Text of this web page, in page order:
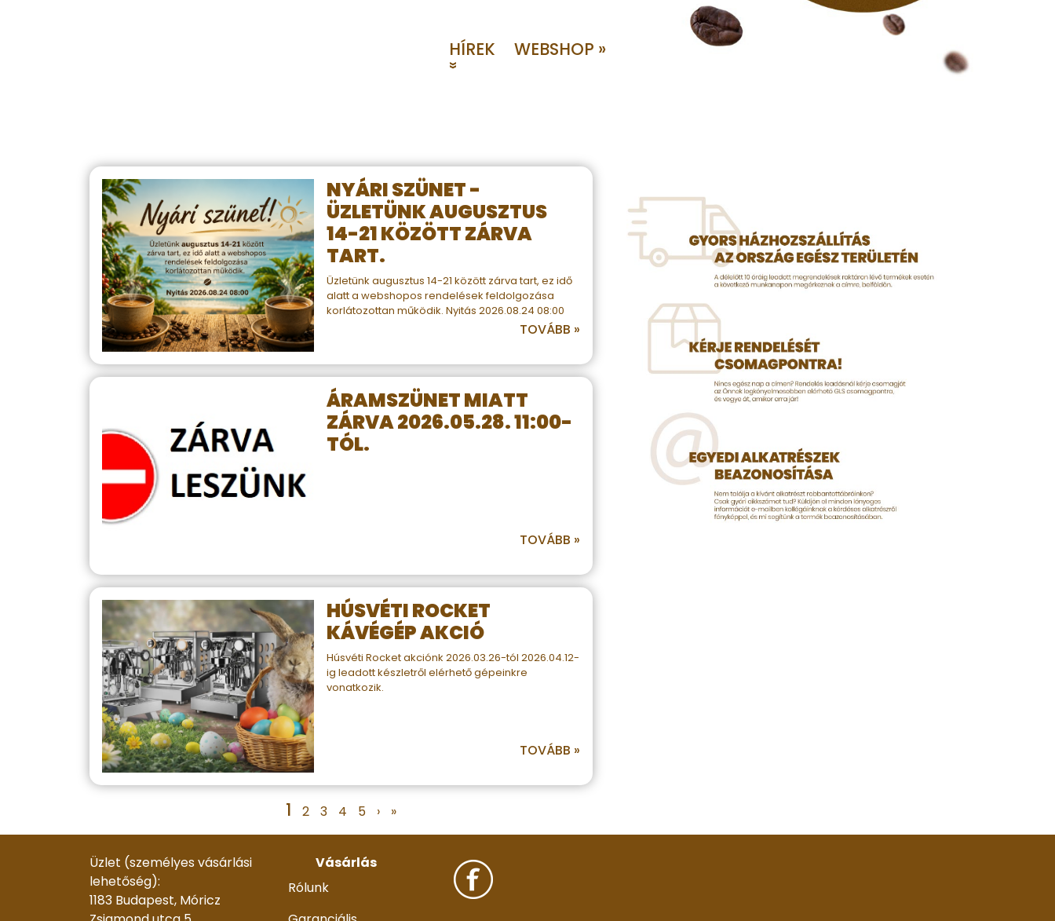
HÍREK
»
WEBSHOP »
NYÁRI SZÜNET -
ÜZLETÜNK AUGUSZTUS
14-21 KÖZÖTT ZÁRVA
TART.
Üzletünk augusztus 14-21 között zárva tart, ez idő
alatt a webshopos rendelések feldolgozása
korlátozottan működik. Nyitás 2026.08.24 08:00
TOVÁBB »
ÁRAMSZÜNET MIATT
ZÁRVA 2026.05.28. 11:00-
TÓL.
TOVÁBB »
HÚSVÉTI ROCKET
KÁVÉGÉP AKCIÓ
Húsvéti Rocket akciónk 2026.03.26-tól 2026.04.12-
ig leadott készletről elérhető gépeinkre
vonatkozik.
TOVÁBB »
1 2 3 4 5 › »
Üzlet (személyes vásárlási
lehetőség):
1183 Budapest, Móricz
Vásárlás
Rólunk